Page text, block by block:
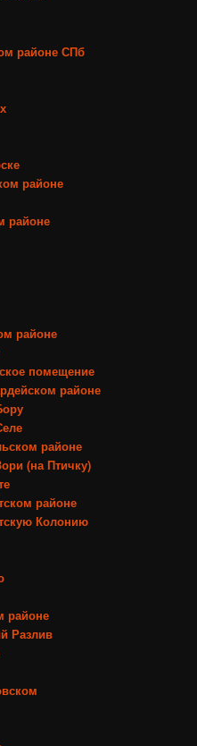
районе СПб
районе
районе
районе
помещение
районе
районе
(на Птичку)
районе
Колонию
районе
Разлив